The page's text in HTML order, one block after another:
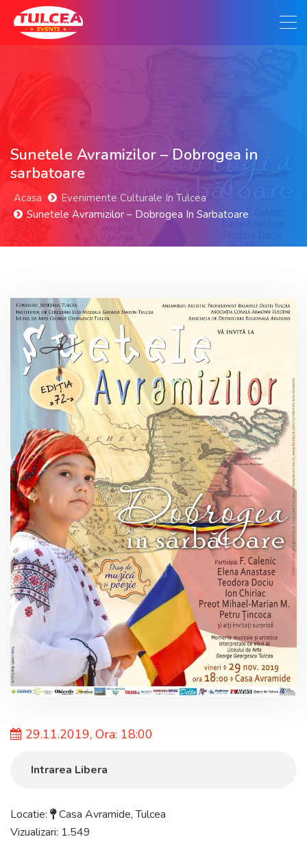
Sunetele Avramizilor – Dobrogea in
sarbatoare
Acasa
Evenimente Culturale In Tulcea
Sunetele Avramizilor – Dobrogea In Sarbatoare
29.11.2019, Ora: 18:00
Intrarea Libera
Locatie: Casa Avramide,Tulcea
Vizualizari: 1.549